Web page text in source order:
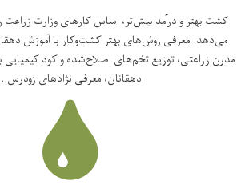
کشت بهتر و درآمد بیش‌تر، اساس کارهای وزارت
می‌دهد. معرفی روش‌های بهتر کشت‌وکار با آموزش
مدرن زراعتی، توزیع تخم‌های اصلاح‌شده و کود
دهقانان، معرفی نژادهای زودرس...